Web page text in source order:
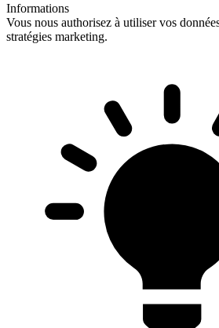
Informations
Vous nous authorisez à utiliser vos
stratégies marketing.